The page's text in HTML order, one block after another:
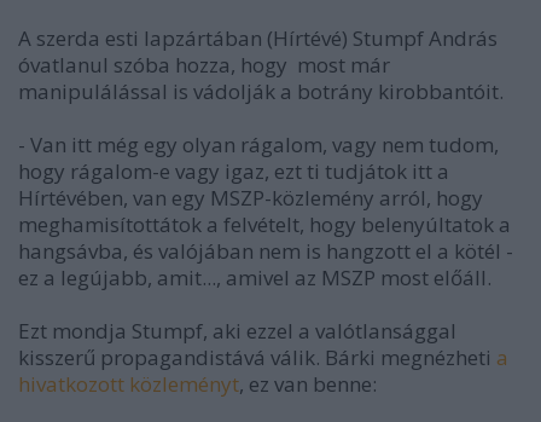
A szerda esti lapzártában (Hírtévé) Stumpf András
óvatlanul szóba hozza, hogy most már
manipulálással is vádolják a botrány kirobbantóit.
- Van itt még egy olyan rágalom, vagy nem tudom,
hogy rágalom-e vagy igaz, ezt ti tudjátok itt a
Hírtévében, van egy MSZP-közlemény arról, hogy
meghamisítottátok a felvételt, hogy belenyúltatok a
hangsávba, és valójában nem is hangzott el a kötél -
ez a legújabb, amit..., amivel az MSZP most előáll.
Ezt mondja Stumpf, aki ezzel a valótlansággal
kisszerű propagandistává válik. Bárki megnézheti a
hivatkozott közleményt, ez van benne: